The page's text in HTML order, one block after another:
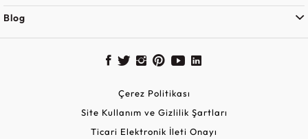
Blog
Çerez Politikası
Site Kullanım ve Gizlilik Şartları
Ticari Elektronik İleti Onayı